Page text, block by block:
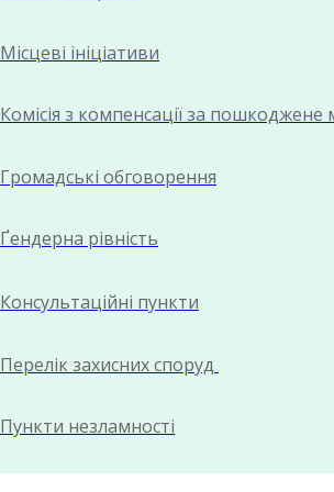
Місцеві ініціативи
Комісія з компенсації за пошкоджене
Громадські обговорення
Ґендерна рівність
Консультаційні пункти
Перелік захисних споруд
Пункти незламності